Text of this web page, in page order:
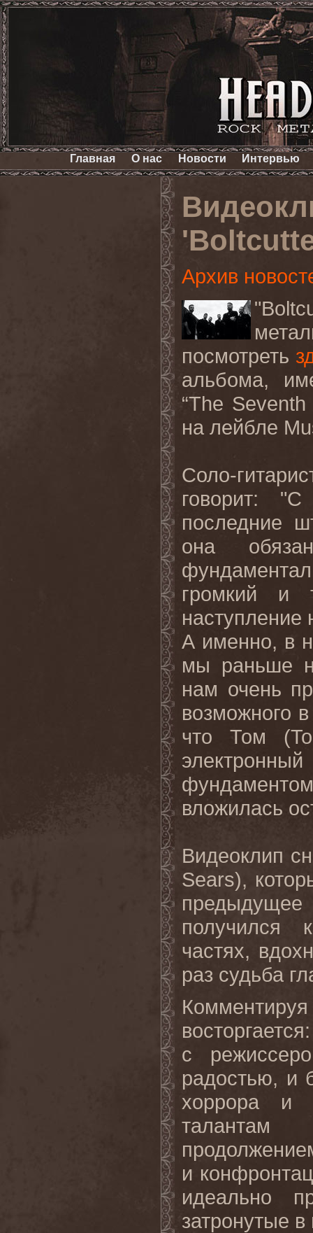
Главная О нас Новости Интервью
Архив
посмотреть
альбома,
“The Seventh
на лейбле
Соло-
говорит:
последние
она
громкий и
наступление
А именно, в
мы раньше
нам очень
возможного
что Том (
вложилась
Видеоклип
Sears),
предыдущее
получился
частях,
раз судьба
с
радостью, и
хоррора и
и
идеально
затронутые